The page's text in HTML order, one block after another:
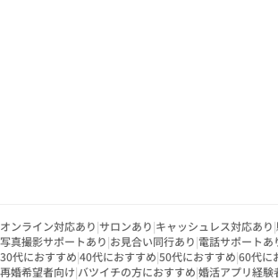
オンライン対応あり|サロンあり|キャッシュレス対応あり|
写真撮影サポートあり|お見合い同行あり|電話サポートあ
30代におすすめ|40代におすすめ|50代におすすめ|60代に
再婚希望者向け|バツイチの方におすすめ|婚活アプリ経験